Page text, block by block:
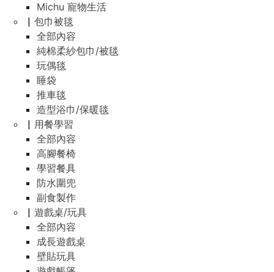
Michu 寵物生活
▏包巾被毯
全部內容
純棉柔紗包巾/被毯
玩偶毯
睡袋
推車毯
造型浴巾/保暖毯
▏用餐學習
全部內容
高腳餐椅
學習餐具
防水圍兜
副食製作
▏遊戲桌/玩具
全部內容
成長遊戲桌
壁貼玩具